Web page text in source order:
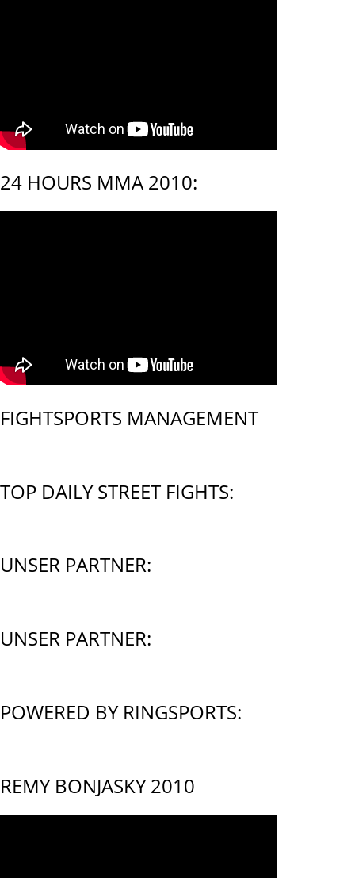
24 HOURS MMA 2010:
FIGHTSPORTS MANAGEMENT
TOP DAILY STREET FIGHTS:
UNSER PARTNER:
UNSER PARTNER:
POWERED BY RINGSPORTS:
REMY BONJASKY 2010